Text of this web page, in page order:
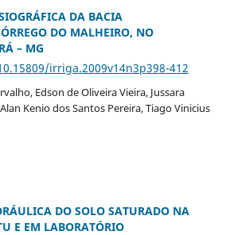
DA BACIA
DO MALHEIRO, NO
– MG
irriga.2009v14n3p398-412
Edson de Oliveira Vieira, Jussara
Kenio dos Santos Pereira, Tiago Vinicius
DO SOLO SATURADO NA
E EM LABORATÓRIO